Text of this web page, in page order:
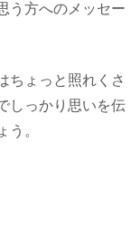
う方へのメッセー
ちょっと照れくさ
しっかり思いを伝
う。